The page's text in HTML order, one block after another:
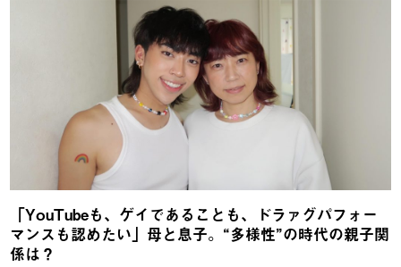
「YouTubeも、ゲイであることも、ドラァグパフォー
マンスも認めたい」母と息子。“多様性”の時代の親子関
係は？